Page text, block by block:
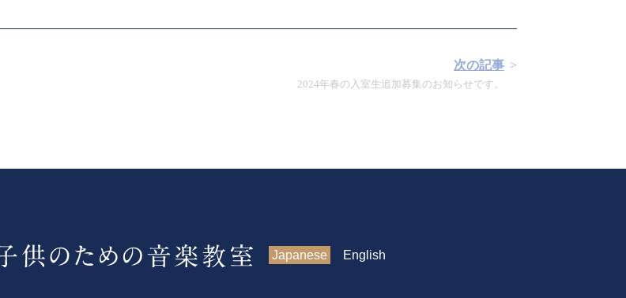
次の記事
2024年春の入室生追加募集のお知らせです。
Japanese English